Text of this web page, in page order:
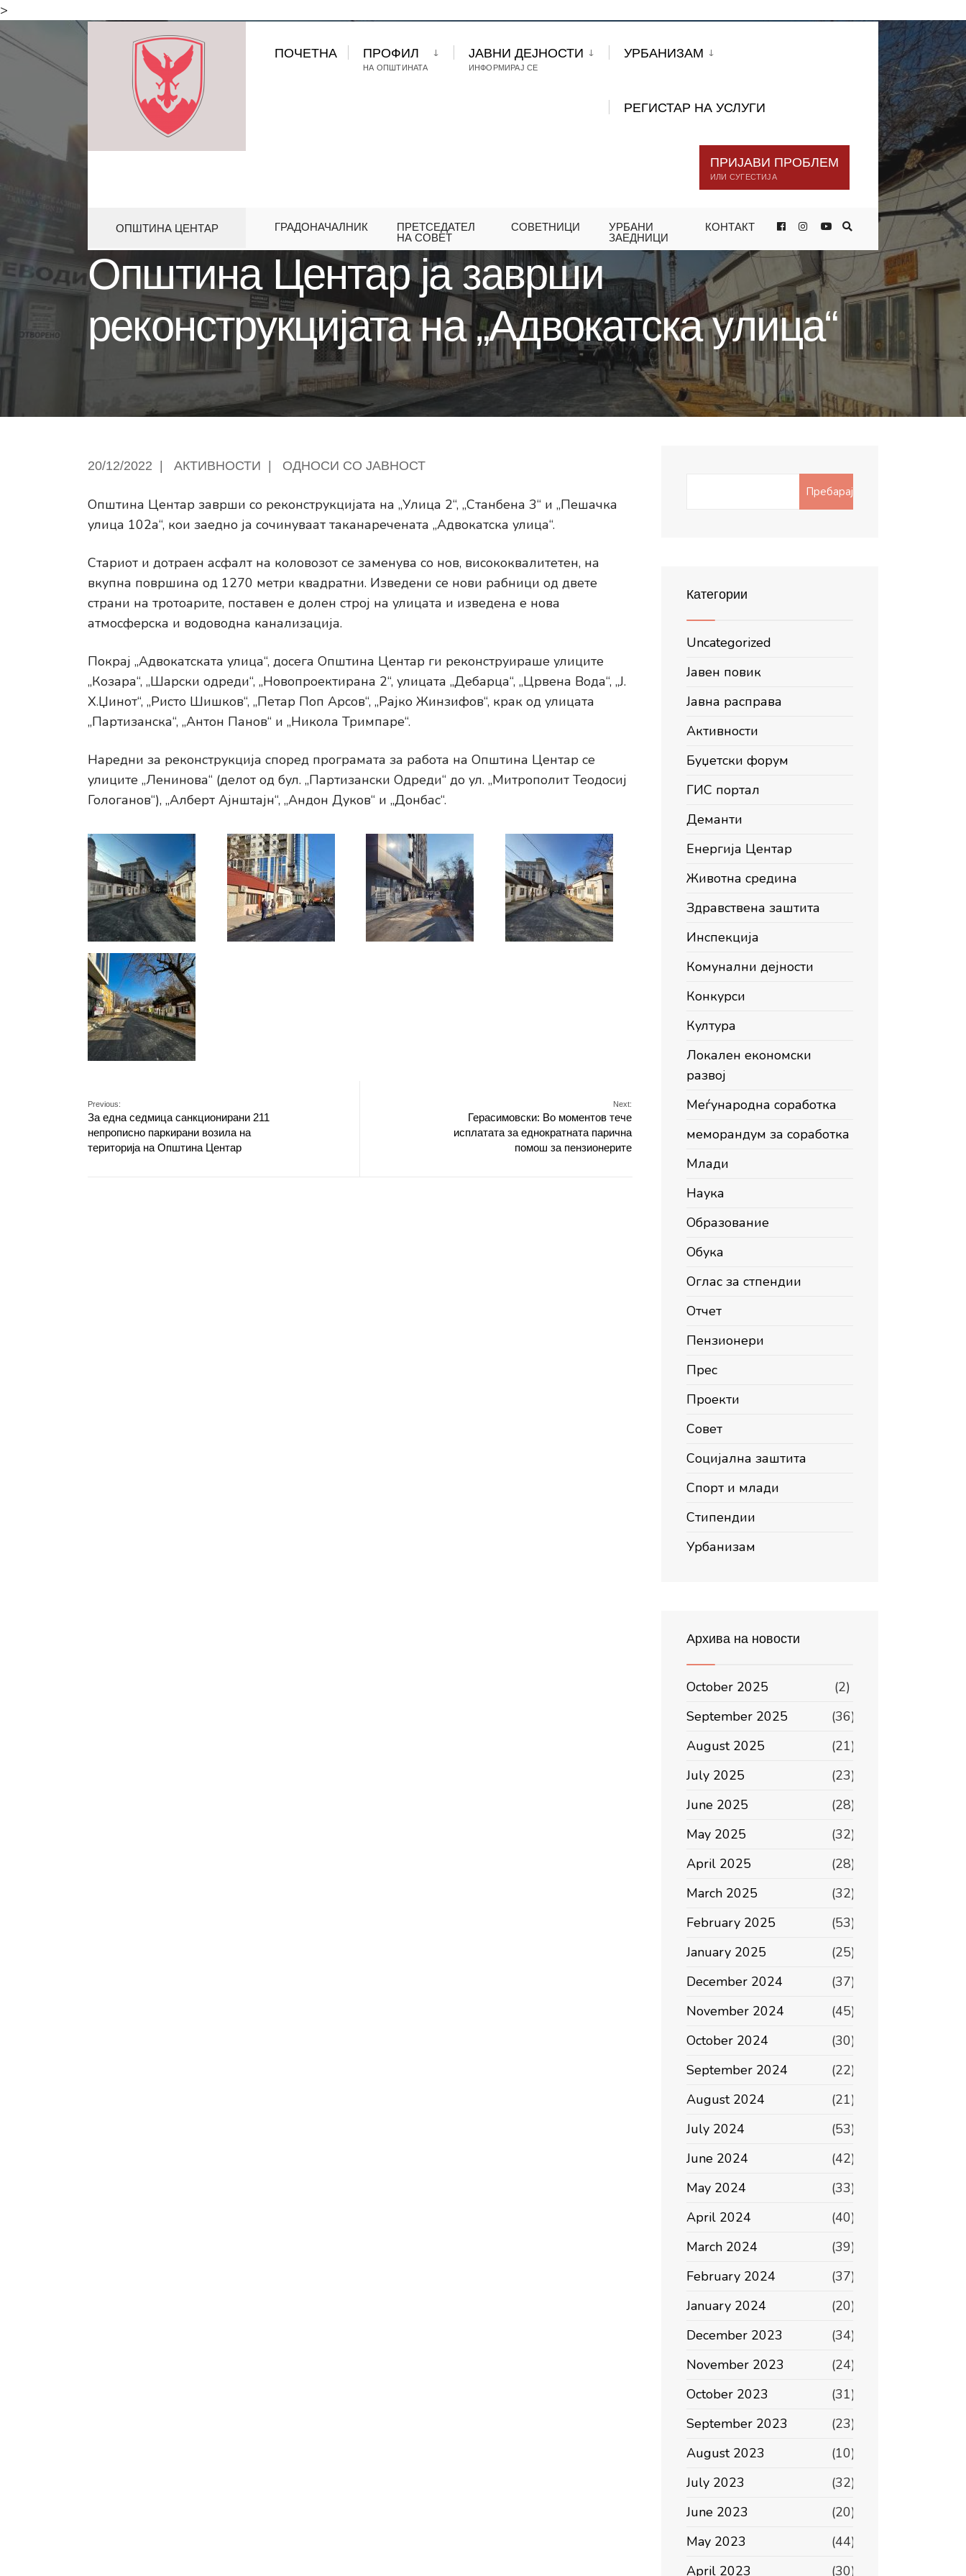
>
ПОЧЕТНА ПРОФИЛ
НА ОПШТИНАТА
ЈАВНИ ДЕЈНОСТИ
ИНФОРМИРАЈ СЕ
УРБАНИЗАМ
РЕГИСТАР НА УСЛУГИ
ПРИЈАВИ ПРОБЛЕМ
ИЛИ СУГЕСТИЈА
ОПШТИНА ЦЕНТАР ГРАДОНАЧАЛНИК
ПРЕТСЕДАТЕЛ
НА СОВЕТ
СОВЕТНИЦИ
УРБАНИ
ЗАЕДНИЦИ
КОНТАКТ
HOME АКТИВНОСТИ ОПШТИНА ЦЕНТАР ЈА ЗАВРШИ РЕКОНСТРУКЦИЈАТА НА „АДВОКАТСКА УЛИЦА“
Општина Центар ја заврши
реконструкцијата на „Адвокатска улица“
20/12/2022 АКТИВНОСТИ ОДНОСИ СО ЈАВНОСТ
Општина Центар заврши со реконструкцијата на „Улица 2“, „Станбена 3“ и „Пешачка
улица 102а“, кои заедно ја сочинуваат таканаречената „Адвокатска улица“.
Стариот и дотраен асфалт на коловозот се заменува со нов, висококвалитетен, на
вкупна површина од 1270 метри квадратни. Изведени се нови рабници од двете
страни на тротоарите, поставен е долен строј на улицата и изведена е нова
атмосферска и водоводна канализација.
Покрај „Адвокатската улица“, досега Општина Центар ги реконструираше улиците
„Козара“, „Шарски одреди“, „Новопроектирана 2“, улицата „Дебарца“, „Црвена Вода“, „Ј.
Х.Џинот“, „Ристо Шишков“, „Петар Поп Арсов“, „Рајко Жинзифов“, крак од улицата
„Партизанска“, „Антон Панов“ и „Никола Тримпаре“.
Наредни за реконструкција според програмата за работа на Општина Центар се
улиците „Ленинова“ (делот од бул. „Партизански Одреди“ до ул. „Митрополит Теодосиј
Гологанов“), „Алберт Ајнштајн“, „Андон Дуков“ и „Донбас“.
Previous:
За една седмица санкционирани 211
непрописно паркирани возила на
територија на Општина Центар
Next:
Герасимовски: Во моментов тече
исплатата за еднократната парична
помош за пензионерите
Пребарај
Категории
Uncategorized
Јавен повик
Јавна расправа
Активности
Буџетски форум
ГИС портал
Деманти
Енергија Центар
Животна средина
Здравствена заштита
Инспекција
Комунални дејности
Конкурси
Култура
Локален економски
развој
Меѓународна соработка
меморандум за соработка
Млади
Наука
Образование
Обука
Оглас за стпендии
Отчет
Пензионери
Прес
Проекти
Совет
Социјална заштита
Спорт и млади
Стипендии
Урбанизам
Архива на новости
October 2025
(2)
September 2025
(36)
August 2025
(21)
July 2025
(23)
June 2025
(28)
May 2025
(32)
April 2025
(28)
March 2025
(32)
February 2025
(53)
January 2025
(25)
December 2024
(37)
November 2024
(45)
October 2024
(30)
September 2024
(22)
August 2024
(21)
July 2024
(53)
June 2024
(42)
May 2024
(33)
April 2024
(40)
March 2024
(39)
February 2024
(37)
January 2024
(20)
December 2023
(34)
November 2023
(24)
October 2023
(31)
September 2023
(23)
August 2023
(10)
July 2023
(32)
June 2023
(20)
May 2023
(44)
April 2023
(30)